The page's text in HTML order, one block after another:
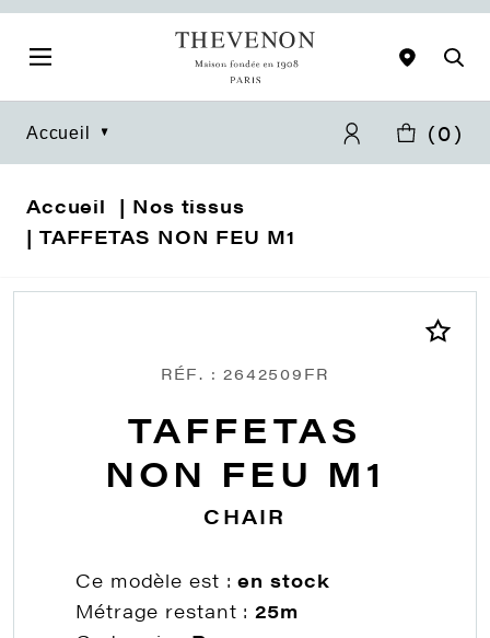
Accueil (0)
Accueil
Nos tissus
TAFFETAS NON FEU M1
RÉF. : 2642509FR
TAFFETAS
NON FEU M1
CHAIR
Ce modèle est :en stock
Métrage restant :25m